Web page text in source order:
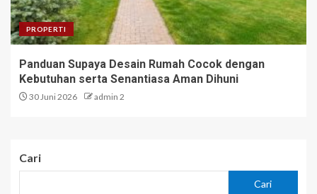
PROPERTI
Panduan Supaya Desain Rumah Cocok dengan
Kebutuhan serta Senantiasa Aman Dihuni
30 Juni 2026 admin 2
Cari
Cari